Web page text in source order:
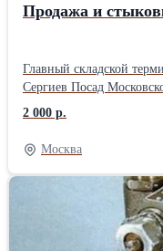
Продажа и
Главный складской
Сергиев Посад
производства
на Дону, Ярославле. ООО «Велес Групп» специализируется на
производстве РТИ и
промышленности,
Компания является
“Курскрезинотехника”,
“Красный
(Словения), Dunlop
2 000 р.
Москва